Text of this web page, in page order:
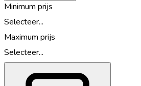
Minimum prijs
Selecteer...
Maximum prijs
Selecteer...